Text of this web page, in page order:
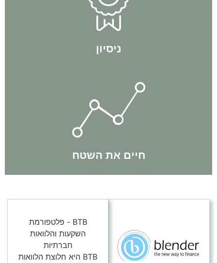
ניסיון
אין חכם כבעל ניסיון. אביתר בן פורת - מייסד החברה, הגיע
לעצמאות כלכלית עוד לפני שהתחיל בתהליכי ליווי והיום מלמד
מתוך הניסיון האישי שלו.
חיים את השטח
הצוות שלנו חי את השטח באופן קבוע. אנחנו מבצעים עסקאות
באופן יומיומי ותמיד שומרים על דינאמיות ומתעדכנים בשינויים
תוך כדי תנועה.
BTB - פלטפורמת
השקעות והלוואות
חברתיות
BTB היא חלוצת הלוואות